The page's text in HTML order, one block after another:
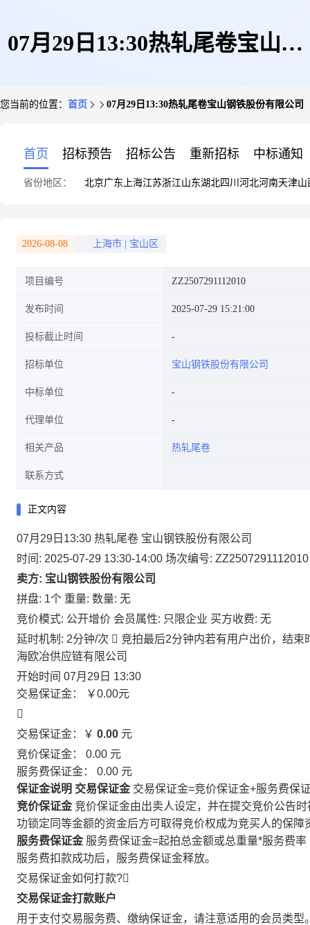
07月29日13:30热轧尾卷宝山钢
您当前的位置： 首页 07月29日13:30热轧尾卷宝山钢铁股份有限公司
首页 招标预告 招标公告 重新招标 中标通知
省份地区： 北京广东 上海江苏浙江山东湖北四川 河北河南天津山
2026-08-08 上海市 宝山区
项目编号 ZZ2507291112010
发布时间 2025-07-29 15:21:00
投标截止时间
招标单位 宝山钢铁股份有限公司
中标单位
代理单位
相关产品 热轧尾卷
联系方式
正文内容
07月29日13:30 热轧尾卷 宝山钢铁股份有限公司
时间: 2025-07-29 13:30-14:00 场次编号: ZZ2507291112010
卖方: 宝山钢铁股份有限公司
拼盘: 1个 重量: 数量: 无
竞价模式: 公开增价 会员属性: 只限企业 买方收费: 无
延时机制: 2分钟/次  竞拍最后2分钟内若有用户出价，结
海欧冶供应链有限公司
开始时间 07月29日 13:30
交易保证金：
￥0.00元

交易保证金：￥ 0.00 元
竞价保证金： 0.00 元
服务费保证金： 0.00 元
保证金说明 交易保证金 交易保证金=竞价保证金+服务费保
竞价保证金 竞价保证金由出卖人设定，并在提交竞价公告
功锁定同等金额的资金后方可取得竞价权成为竞买人的保障
服务费保证金 服务费保证金=起拍总金额或总重量*服务费率
服务费扣款成功后，服务费保证金释放。
交易保证金如何打款?
交易保证金打款账户
用于支付交易服务费、缴纳保证金，请注意适用的会员类型